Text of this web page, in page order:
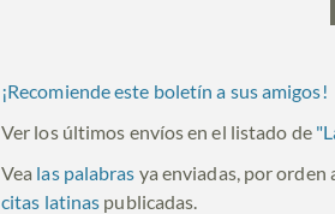
¡Recomiende este boletín a sus amigos!
Ver los últimos envíos en el listado de "
Vea las palabras ya enviadas, por orden
citas latinas publicadas.